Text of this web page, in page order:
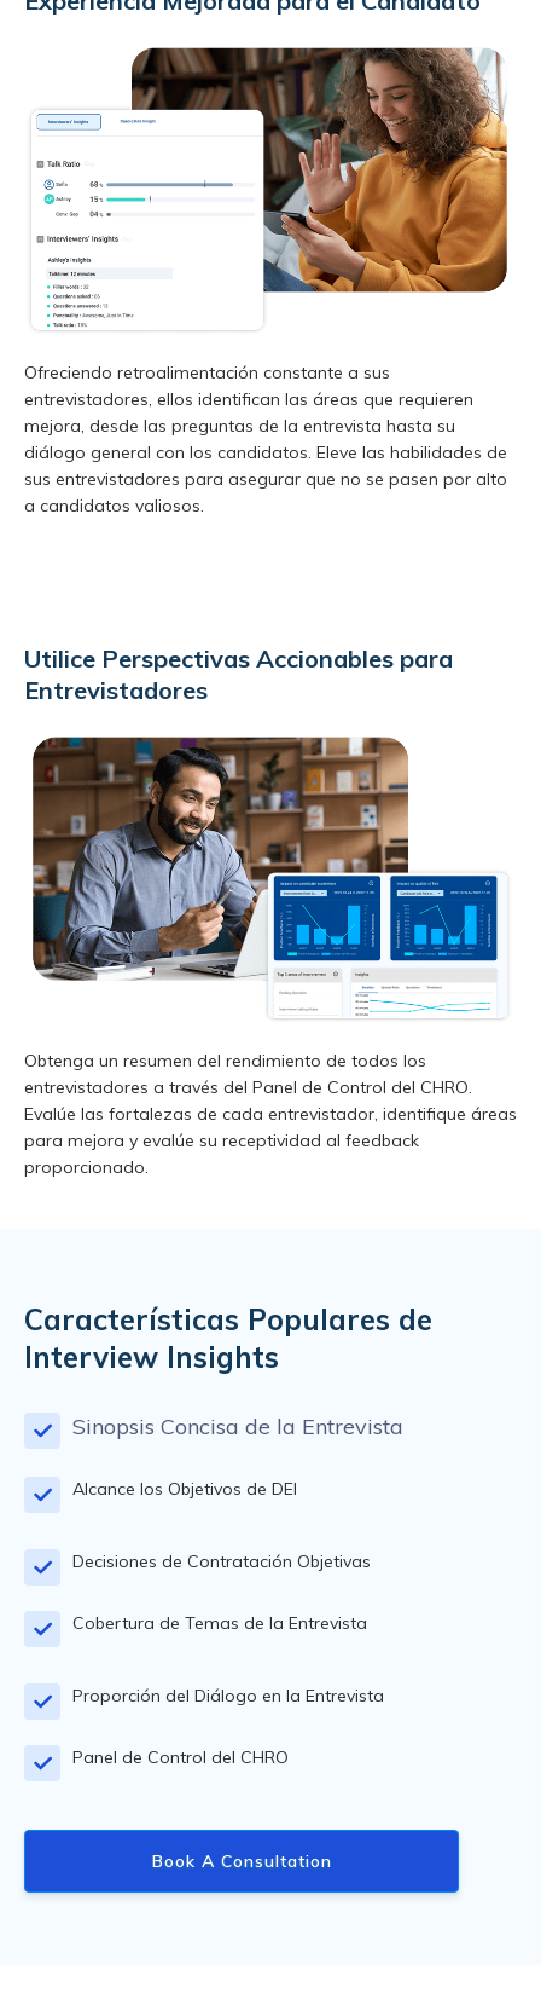
Ofreciendo retroalimentación constante a sus
entrevistadores, ellos identifican las áreas que requieren
mejora, desde las preguntas de la entrevista hasta su
diálogo general con los candidatos. Eleve las habilidades de
sus entrevistadores para asegurar que no se pasen por alto
a candidatos valiosos.
Utilice Perspectivas Accionables para
Entrevistadores
Obtenga un resumen del rendimiento de todos los
entrevistadores a través del Panel de Control del CHRO.
Evalúe las fortalezas de cada entrevistador, identifique áreas
para mejora y evalúe su receptividad al feedback
proporcionado.
Características Populares de
Interview Insights
Sinopsis Concisa de la Entrevista
Alcance los Objetivos de DEI
Decisiones de Contratación Objetivas
Cobertura de Temas de la Entrevista
Proporción del Diálogo en la Entrevista
Panel de Control del CHRO
Book A Consultation